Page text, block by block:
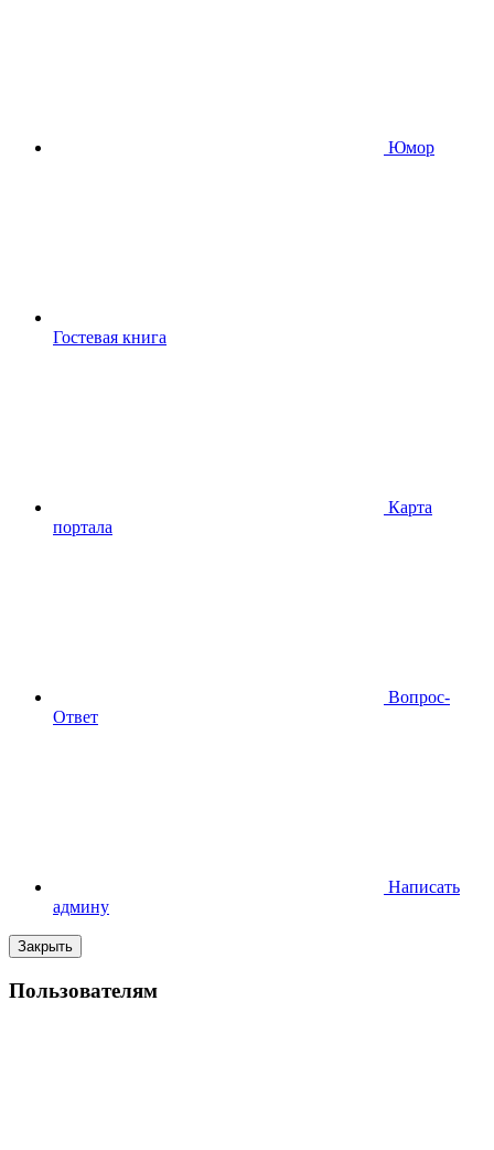
Юмор
Гостевая книга
Карта
портала
Вопрос-
Ответ
Написать
админу
Закрыть
Пользователям